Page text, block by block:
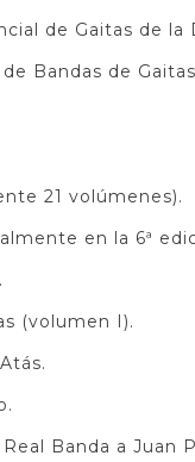
de Gaitas de
Bandas de
21 volúmenes).
en la 6ª
(volumen I).
Banda a Juan